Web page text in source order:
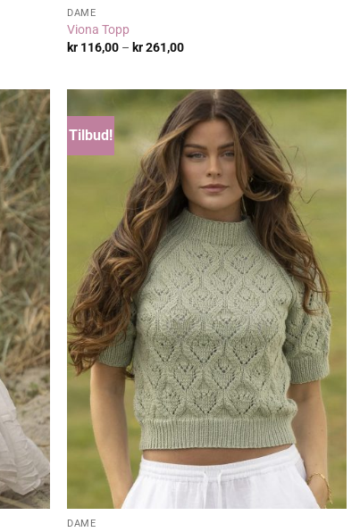
DAME
Viona Topp
kr 116,00 – kr261,00Prisområde:
Tilbud!
DAME